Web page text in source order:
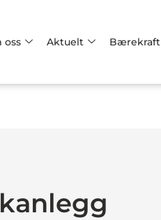
oss Aktuelt Bærekraft